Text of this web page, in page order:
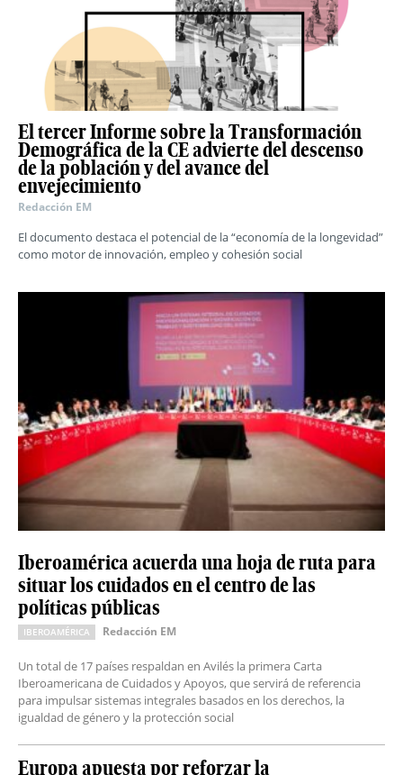
El tercer Informe sobre la Transformación
Demográfica de la CE advierte del descenso
de la población y del avance del
envejecimiento
Redacción EM
El documento destaca el potencial de la “economía de la longevidad”
como motor de innovación, empleo y cohesión social
Iberoamérica acuerda una hoja de ruta para
situar los cuidados en el centro de las
políticas públicas
IBEROAMÉRICA Redacción EM
Un total de 17 países respaldan en Avilés la primera Carta
Iberoamericana de Cuidados y Apoyos, que servirá de referencia
para impulsar sistemas integrales basados en los derechos, la
igualdad de género y la protección social
Europa apuesta por reforzar la